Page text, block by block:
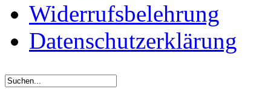
Widerrufsbelehrung
Datenschutzerklärung